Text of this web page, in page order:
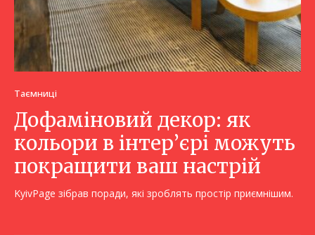
Таємниці
Дофаміновий декор: як
кольори в інтер’єрі можуть
покращити ваш настрій
KyivPage зібрав поради, які зроблять простір приємнішим.